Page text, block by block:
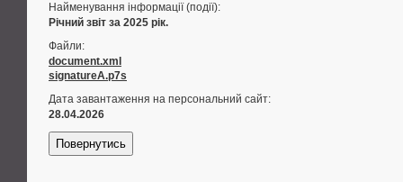
Найменування інформації (події):
Річний звіт за 2025 рік.
Файли:
document.xml
signatureA.p7s
Дата завантаження на персональний сайт:
28.04.2026
Повернутись